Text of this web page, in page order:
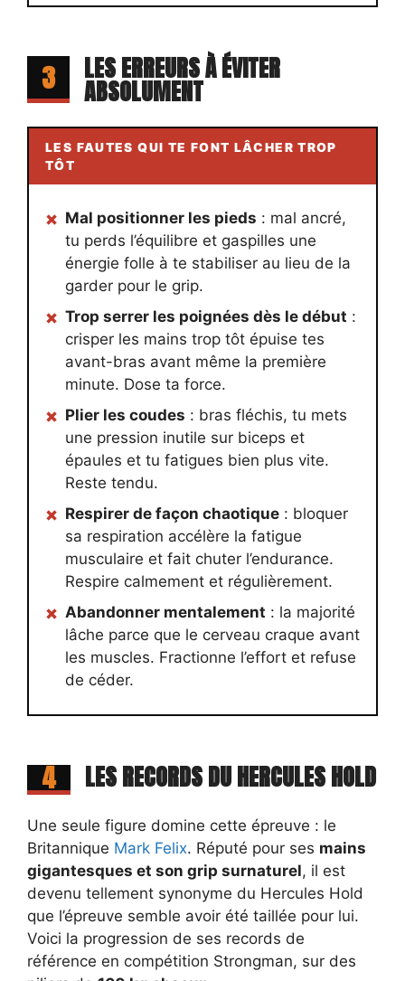
3 LES ERREURS À ÉVITER
ABSOLUMENT
LES FAUTES QUI TE FONT LÂCHER TROP
TÔT
Mal positionner les pieds : mal ancré,
tu perds l’équilibre et gaspilles une
énergie folle à te stabiliser au lieu de la
garder pour le grip.
Trop serrer les poignées dès le début :
crisper les mains trop tôt épuise tes
avant-bras avant même la première
minute. Dose ta force.
Plier les coudes : bras fléchis, tu mets
une pression inutile sur biceps et
épaules et tu fatigues bien plus vite.
Reste tendu.
Respirer de façon chaotique : bloquer
sa respiration accélère la fatigue
musculaire et fait chuter l’endurance.
Respire calmement et régulièrement.
Abandonner mentalement : la majorité
lâche parce que le cerveau craque avant
les muscles. Fractionne l’effort et refuse
de céder.
4 LES RECORDS DU HERCULES HOLD
Une seule figure domine cette épreuve : le
Britannique Mark Felix. Réputé pour ses mains
gigantesques et son grip surnaturel, il est
devenu tellement synonyme du Hercules Hold
que l’épreuve semble avoir été taillée pour lui.
Voici la progression de ses records de
référence en compétition Strongman, sur des